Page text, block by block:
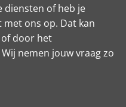
diensten of heb je
ons op. Dat kan
of door het
nemen jouw vraag zo